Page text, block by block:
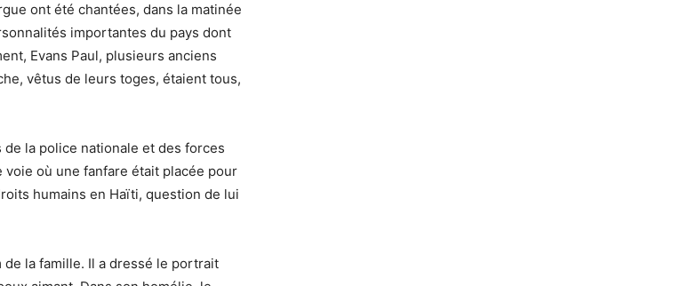
ont été chantées, dans la matinée
importantes du pays dont
Evans Paul, plusieurs anciens
vêtus de leurs toges, étaient tous,
la police nationale et des forces
voie où une fanfare était placée pour
humains en Haïti, question de lui
la famille. Il a dressé le portrait